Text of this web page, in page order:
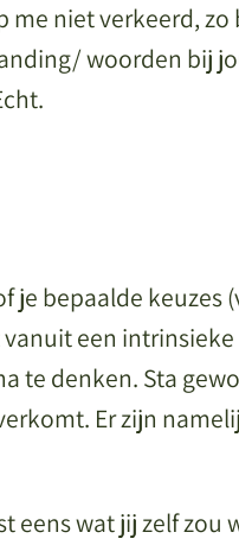
me niet verkeerd,
woorden bij
je bepaalde keuzes
een
te denken. Sta
Er zijn
eens wat jij zelf zou